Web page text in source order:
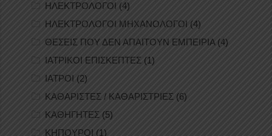
ΗΛΕΚΤΡΟΛΟΓΟΙ (4)
ΗΛΕΚΤΡΟΛΟΓΟΙ ΜΗΧΑΝΟΛΟΓΟΙ (4)
ΘΕΣΕΙΣ ΠΟΥ ΔΕΝ ΑΠΑΙΤΟΥΝ ΕΜΠΕΙΡΙΑ(4)
ΙΑΤΡΙΚΟΙ ΕΠΙΣΚΕΠΤΕΣ (1)
ΙΑΤΡΟΙ (2)
ΚΑΘΑΡΙΣΤΕΣ / ΚΑΘΑΡΙΣΤΡΙΕΣ (6)
ΚΑΘΗΓΗΤΕΣ (5)
ΚΗΠΟΥΡΟΙ (1)